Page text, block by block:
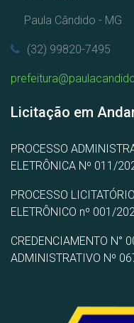
Paula Cândido - MG
(32) 99820-7495
Licitação em
PROCESSO
ELETRÔNICA Nº 011/
PROCESSO
ELETRÔNICO nº 001/
CREDENCIAMENTO N°
ADMINISTRATIVO Nº